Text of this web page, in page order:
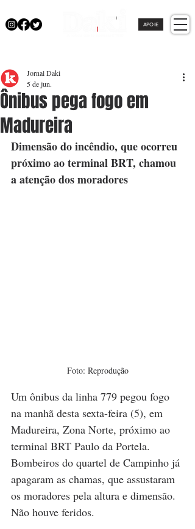
APOIE
Ônibus pega fogo em
Madureira
Jornal Daki
5 de jun.
Dimensão do incêndio, que ocorreu
próximo ao terminal BRT, chamou
a atenção dos moradores
Foto: Reprodução
Um ônibus da linha 779 pegou fogo
na manhã desta sexta-feira (5), em
Madureira, Zona Norte, próximo ao
terminal BRT Paulo da Portela.
Bombeiros do quartel de Campinho já
apagaram as chamas, que assustaram
os moradores pela altura e dimensão.
Não houve feridos.